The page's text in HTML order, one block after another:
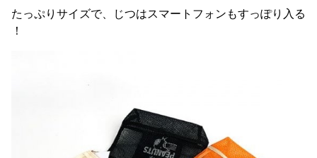
たっぷりサイズで、じつはスマートフォンもすっぽり入る
！